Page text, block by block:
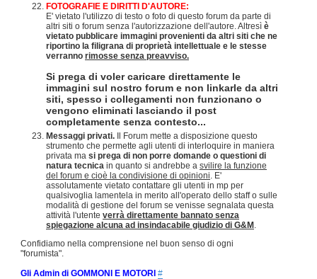
FOTOGRAFIE E DIRITTI D'AUTORE:
E' vietato l'utilizzo di testo o foto di questo forum da parte di
altri siti o forum senza l'autorizzazione dell'autore. Altresì è
vietato pubblicare immagini provenienti da altri siti che ne
riportino la filigrana di proprietà intellettuale e le stesse
verranno rimosse senza preavviso.
Si prega di voler caricare direttamente le
immagini sul nostro forum e non linkarle da altri
siti, spesso i collegamenti non funzionano o
vengono eliminati lasciando il post
completamente senza contesto...
Messaggi privati. Il Forum mette a disposizione questo
strumento che permette agli utenti di interloquire in maniera
privata ma si prega di non porre domande o questioni di
natura tecnica in quanto si andrebbe a svilire la funzione
del forum e cioè la condivisione di opinioni . E'
assolutamente vietato contattare gli utenti in mp per
qualsivoglia lamentela in merito all'operato dello staff o sulle
modalità di gestione del forum se venisse segnalata questa
attività l'utente verrà direttamente bannato senza
spiegazione alcuna ad insindacabile giudizio di G&M
Confidiamo nella comprensione nel buon senso di ogni
"forumista".
Gli Admin di GOMMONI E MOTORI #